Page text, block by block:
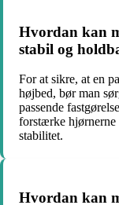
Hvordan kan
stabil og
For at sikre, at en
højbed, bør man
passende
forstærke hjørnerne
stabilitet.
Hvordan kan